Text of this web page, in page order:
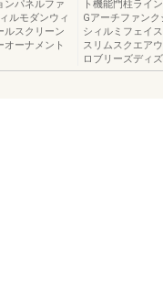
ンパネルファ
ルモダンウィ
ルスクリーン
ーナメント
ト機能門柱ライ
Gアーチファン
シィルミフェイ
スリムスクエア
ロブリーズディ